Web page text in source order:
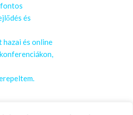
és
hazai és online